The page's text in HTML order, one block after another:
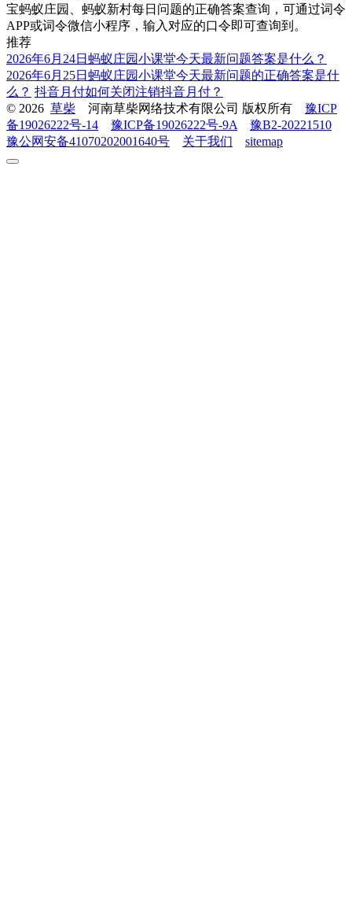
宝蚂蚁庄园、蚂蚁新村每日问题的正确答案查询，可通过词令
APP或词令微信小程序，输入对应的口令即可查询到。
推荐
2026年6月24日蚂蚁庄园小课堂今天最新问题答案是什么？
2026年6月25日蚂蚁庄园小课堂今天最新问题的正确答案是什
么？ 抖音月付如何关闭注销抖音月付？
© 2026 草柴 河南草柴网络技术有限公司 版权所有 豫ICP
备19026222号-14
豫ICP备19026222号-9A
豫B2-20221510
豫公网安备41070202001640号
关于我们 sitemap